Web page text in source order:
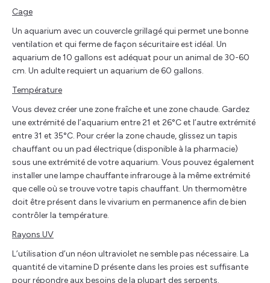
Cage
Un aquarium avec un couvercle grillagé qui permet une bonne
ventilation et qui ferme de façon sécuritaire est idéal. Un
aquarium de 10 gallons est adéquat pour un animal de 30-60
cm. Un adulte requiert un aquarium de 60 gallons.
Température
Vous devez créer une zone fraîche et une zone chaude. Gardez
une extrémité de l’aquarium entre 21 et 26°C et l’autre extrémité
entre 31 et 35°C. Pour créer la zone chaude, glissez un tapis
chauffant ou un pad électrique (disponible à la pharmacie)
sous une extrémité de votre aquarium. Vous pouvez également
installer une lampe chauffante infrarouge à la même extrémité
que celle où se trouve votre tapis chauffant. Un thermomètre
doit être présent dans le vivarium en permanence afin de bien
contrôler la température.
Rayons UV
L’utilisation d’un néon ultraviolet ne semble pas nécessaire. La
quantité de vitamine D présente dans les proies est suffisante
pour répondre aux besoins de la plupart des serpents.